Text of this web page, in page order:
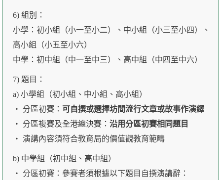
6) 組別：
小學：初小組（小一至小二）、中小組（小三至小四）、
高小組（小五至小六）
中學：初中組（中一至中三）、高中組（中四至中六）
7) 題目：
a) 小學組（初小組、中小組、高小組）
‧ 分區初賽： 可自撰或選擇坊間流行文章或故事作演繹
‧ 分區複賽及全港總決賽： 沿用分區初賽相同題目
‧ 演講內容須符合教育局的價值觀教育範疇
b) 中學組（初中組、高中組）
‧ 分區初賽：參賽者須根據以下題目自撰演講辭：